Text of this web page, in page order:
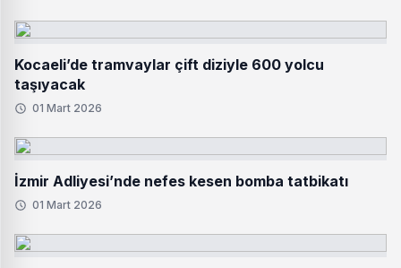
Kocaeli’de tramvaylar çift diziyle 600 yolcu
taşıyacak
01 Mart 2026
İzmir Adliyesi’nde nefes kesen bomba tatbikatı
01 Mart 2026